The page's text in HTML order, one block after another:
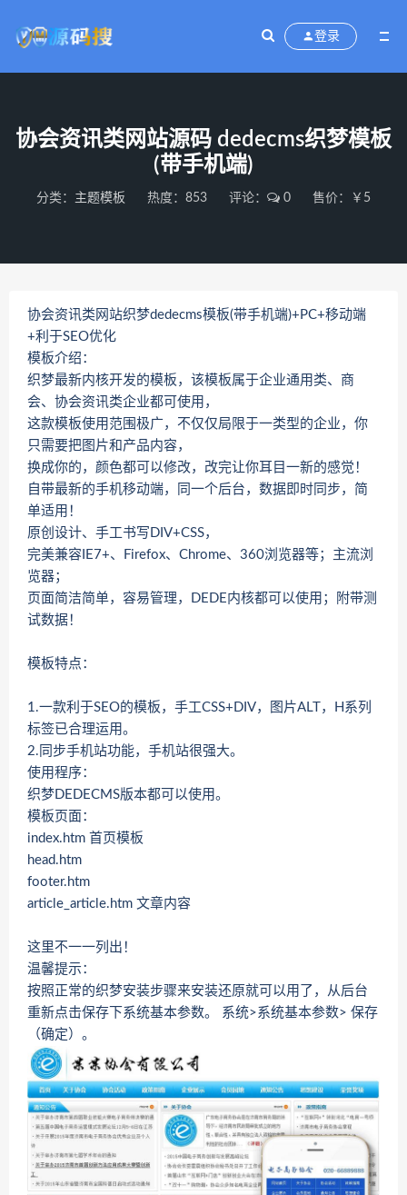
登录
协会资讯类网站源码 dedecms织梦模板
(带手机端)
分类： 主题模板 热度：853 评论： 0 售价：￥5
协会资讯类网站织梦dedecms模板(带手机端)+PC+移动端
+利于SEO优化
模板介绍：
织梦最新内核开发的模板，该模板属于企业通用类、商
会、协会资讯类企业都可使用，
这款模板使用范围极广，不仅仅局限于一类型的企业，你
只需要把图片和产品内容，
换成你的，颜色都可以修改，改完让你耳目一新的感觉！
自带最新的手机移动端，同一个后台，数据即时同步，简
单适用！
原创设计、手工书写DIV+CSS，
完美兼容IE7+、Firefox、Chrome、360浏览器等；主流浏
览器；
页面简洁简单，容易管理，DEDE内核都可以使用；附带测
试数据！
模板特点：
1.一款利于SEO的模板，手工CSS+DIV，图片ALT，H系列
标签已合理运用。
2.同步手机站功能，手机站很强大。
使用程序：
织梦DEDECMS版本都可以使用。
模板页面：
index.htm 首页模板
head.htm
footer.htm
article_article.htm 文章内容
这里不一一列出！
温馨提示：
按照正常的织梦安装步骤来安装还原就可以用了，从后台
重新点击保存下系统基本参数。 系统>系统基本参数> 保存
（确定）。